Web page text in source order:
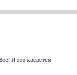
И это касается